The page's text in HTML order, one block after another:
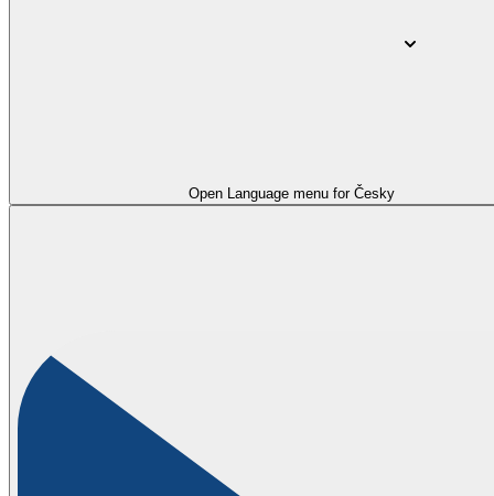
Open Language menu for Česky